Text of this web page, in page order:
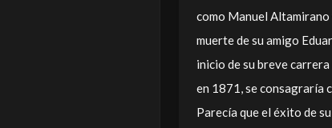
como Manuel Altamirano
muerte de su amigo
inicio de su breve
en 1871, se consagraría
Parecía que el éxito de